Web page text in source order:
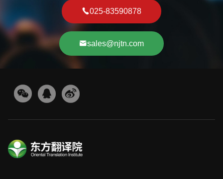
025-83590878
sales@njtn.com